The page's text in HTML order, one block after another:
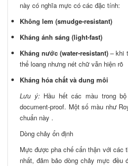
này có nghĩa mực có các đặc tính:
Không lem (smudge-resistant)
Kháng ánh sáng (light-fast)
Kháng nước (water-resistant) – khi
thể loang nhưng nét chữ vẫn hiện rõ
Kháng hóa chất và dung môi
Lưu ý:Hầu hết các màu trong
document-proof. Một số màu như
chuẩn này .
Dòng chảy ổn định
Mực được pha chế cẩn thận với các
nhất, đảm bảo dòng chảy mực đều